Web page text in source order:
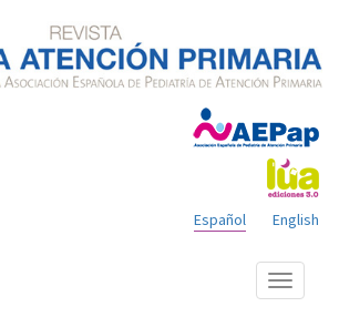
English
Español
Mostrar
menú